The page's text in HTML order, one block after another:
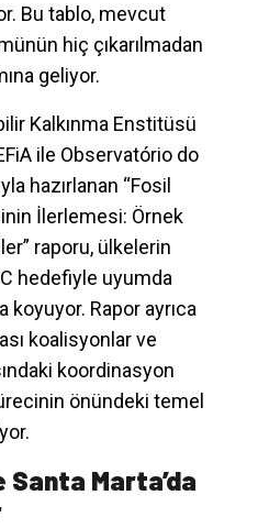
Bu tablo, mevcut
hiç çıkarılmadan
geliyor.
Kalkınma Enstitüsü
ile Observatório do
hazırlanan “Fosil
İlerlemesi: Örnek
raporu, ülkelerin
hedefiyle uyumda
koyuyor. Rapor ayrıca
koalisyonlar ve
koordinasyon
önündeki temel
Santa Marta’da